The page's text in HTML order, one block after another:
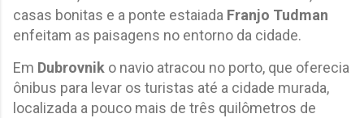
casas bonitas e a ponte estaiada Franjo Tudman
enfeitam as paisagens no entorno da cidade.
Em Dubrovnik o navio atracou no porto, que oferecia
ônibus para levar os turistas até a cidade murada,
localizada a pouco mais de três quilômetros de